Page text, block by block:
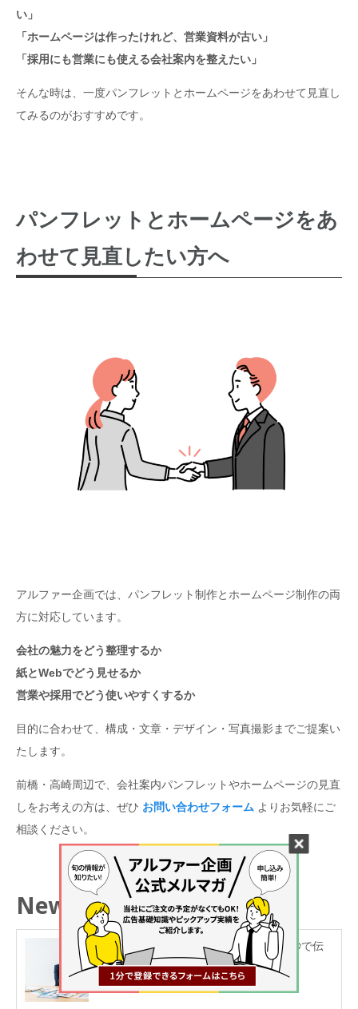
い」
「ホームページは作ったけれど、営業資料が古い」
「採用にも営業にも使える会社案内を整えたい」
そんな時は、一度パンフレットとホームページをあわせて見直し
てみるのがおすすめです。
パンフレットとホームページをあ
わせて見直したい方へ
アルファー企画では、パンフレット制作とホームページ制作の両
方に対応しています。
会社の魅力をどう整理するか
紙とWebでどう見せるか
営業や採用でどう使いやすくするか
目的に合わせて、構成・文章・デザイン・写真撮影までご提案い
たします。
前橋・高崎周辺で、会社案内パンフレットやホームページの見直
しをお考えの方は、ぜひ お問い合わせフォーム よりお気軽にご
相談ください。
New article 新着記事
群馬のチラシデザイン完全ガイド｜3秒で伝
える紙面と配布の考え方
2026.08.07